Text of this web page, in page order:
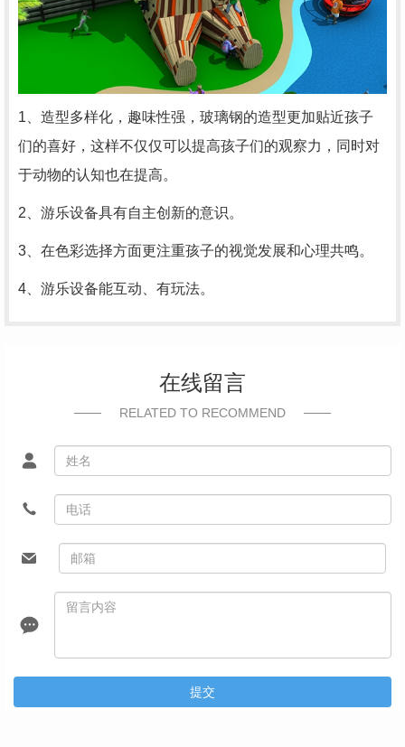
1、造型多样化，趣味性强，玻璃钢的造型更加贴近孩子
们的喜好，这样不仅仅可以提高孩子们的观察力，同时对
于动物的认知也在提高。
2、游乐设备具有自主创新的意识。
3、在色彩选择方面更注重孩子的视觉发展和心理共鸣。
4、游乐设备能互动、有玩法。
在线留言
RELATED TO RECOMMEND
提交